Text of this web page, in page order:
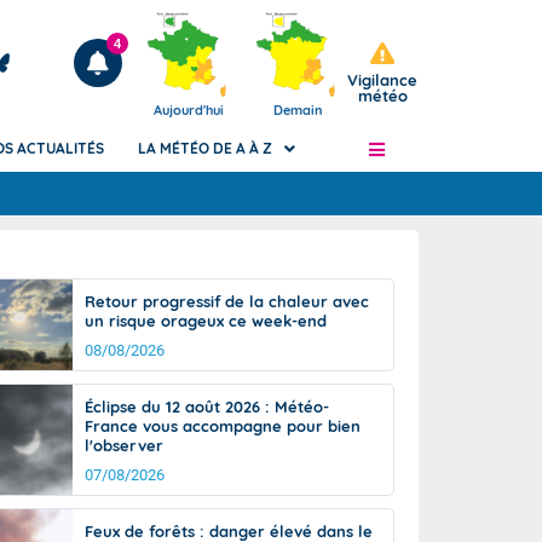
Articles
4
Aujourd'hui Demain
Vigilance
météo
de
Phénomènes dangereux de J+2 à J+7
Avertissement pluies intenses à l'échelle
des communes (Apic)
Bulletins Marine
Bulletins d'estimation du risque
d'avalanche
Météo des forêts
Vigicrues
ACTUALITÉS LA MÉTÉO DE A À Z
Retour progressif de la chaleur avec
un risque orageux ce week-end
08/08/2026
Éclipse du 12 août 2026 : Météo-
France vous accompagne pour bien
l'observer
07/08/2026
Feux de forêts : danger élevé dans le